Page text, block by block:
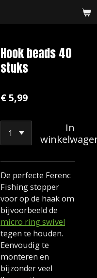
Hook beads 40
stuks
€ 5,99
In
De perfecte Ferenc
Fishing stopper
voor op de haak om
bijvoorbeeld de
micro ring swivel
tegen te houden.
Eenvoudig te
monteren en
bijzonder veel